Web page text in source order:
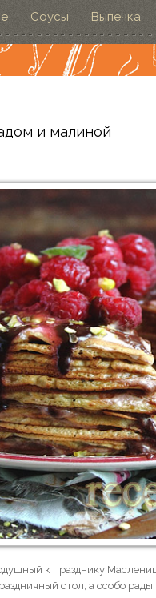
Соусы Выпечка
и малиной
к празднику
стол, а особо